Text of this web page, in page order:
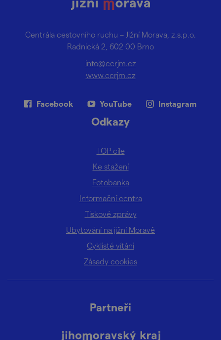
Centrála cestovního ruchu – Jižní Morava, z.s.p.o.
Radnická 2, 602 00 Brno
info@ccrjm.cz
www.ccrjm.cz
Facebook YouTube Instagram
Odkazy
TOP cíle
Ke stažení
Fotobanka
Informační centra
Tiskové zprávy
Ubytování na jižní Moravě
Cyklisté vítáni
Zásady cookies
Partneři